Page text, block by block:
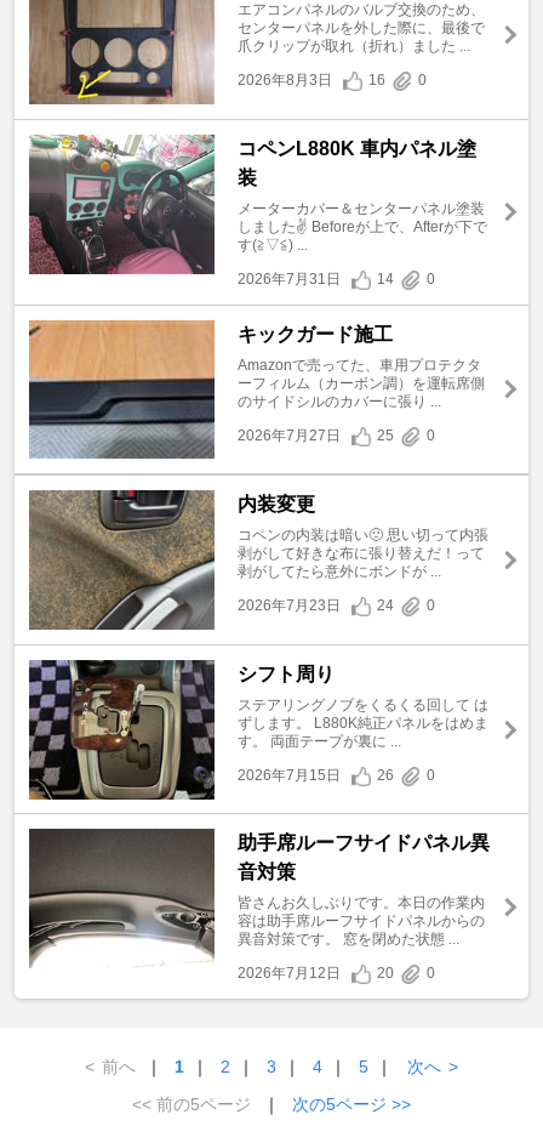
エアコンパネルのバルブ交換のため、
センターパネルを外した際に、最後で
爪クリップが取れ（折れ）ました ...
2026年8月3日
16 0
コペンL880K 車内パネル塗
装
メーターカバー＆センターパネル塗装
しました✌️ Beforeが上で、Afterが下で
す(≧▽≦) ...
2026年7月31日
14 0
キックガード施工
Amazonで売ってた、車用プロテクタ
ーフィルム（カーボン調）を運転席側
のサイドシルのカバーに張り ...
2026年7月27日
25 0
内装変更
コペンの内装は暗い🙁 思い切って内張
剥がして好きな布に張り替えだ！って
剥がしてたら意外にボンドが ...
2026年7月23日
24 0
シフト周り
ステアリングノブをくるくる回して は
ずします。 L880K純正パネルをはめま
す。 両面テープが裏に ...
2026年7月15日
26 0
助手席ルーフサイドパネル異
音対策
皆さんお久しぶりです。本日の作業内
容は助手席ルーフサイドパネルからの
異音対策です。 窓を閉めた状態 ...
2026年7月12日
20 0
< 前へ ｜ 1 ｜ 2 ｜ 3 ｜ 4 ｜ 5 ｜ 次へ >
<< 前の5ページ
｜ 次の5ページ >>